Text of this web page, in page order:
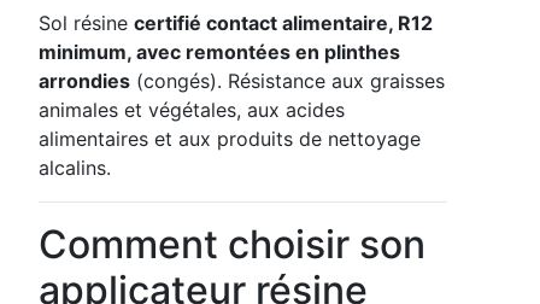
Sol résine certifié contact alimentaire, R12
minimum, avec remontées en plinthes
arrondies (congés). Résistance aux graisses
animales et végétales, aux acides
alimentaires et aux produits de nettoyage
alcalins.
Comment choisir son
applicateur résine